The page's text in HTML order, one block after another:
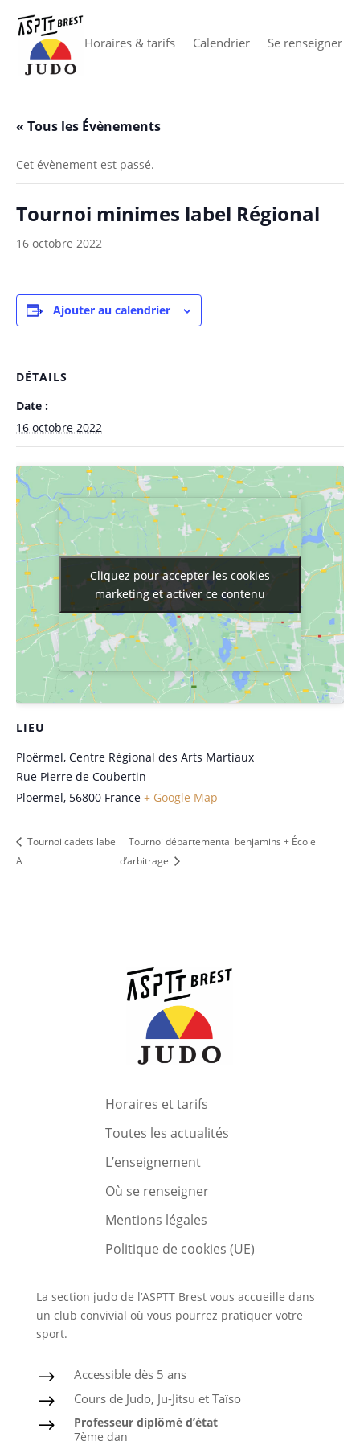
Horaires & tarifs Calendrier Se renseigner
« Tous les Évènements
Cet évènement est passé.
Tournoi minimes label Régional
16 octobre 2022
Ajouter au calendrier
DÉTAILS
Date :
16 octobre 2022
LIEU
Ploërmel, Centre Régional des Arts Martiaux
Rue Pierre de Coubertin
Ploërmel, 56800 France + Google Map
Cliquez pour accepter les cookies
marketing et activer ce contenu
Cliquez pour accepter les cookies
marketing et activer ce contenu
Tournoi cadets label
A
Tournoi départemental benjamins + École
d’arbitrage
Horaires et tarifs
Toutes les actualités
L’enseignement
Où se renseigner
Mentions légales
Politique de cookies (UE)
La section judo de l’ASPTT Brest vous accueille dans
un club convivial où vous pourrez pratiquer votre
sport.
$ Accessible dès 5 ans
$ Cours de Judo, Ju-Jitsu et Taïso
$
Professeur diplômé d’état
7ème dan